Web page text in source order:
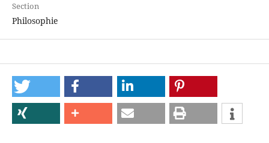
Section
Philosophie